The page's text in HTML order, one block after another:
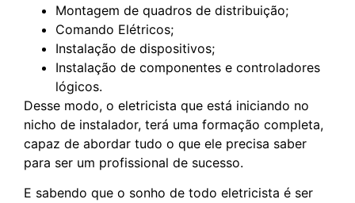
Montagem de quadros de distribuição;
Comando Elétricos;
Instalação de dispositivos;
Instalação de componentes e controladores
lógicos.
Desse modo, o eletricista que está iniciando no
nicho de instalador, terá uma formação completa,
capaz de abordar tudo o que ele precisa saber
para ser um profissional de sucesso.
E sabendo que o sonho de todo eletricista é ser